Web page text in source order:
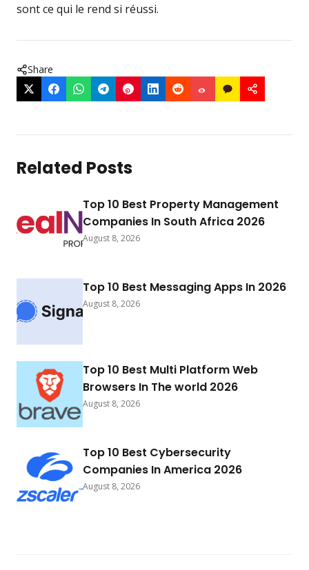
sont ce qui le rend si réussi.
Share
Related Posts
Top 10 Best Property Management
Companies In South Africa 2026
August 8, 2026
Top 10 Best Messaging Apps In 2026
August 8, 2026
Top 10 Best Multi Platform Web
Browsers In The world 2026
August 8, 2026
Top 10 Best Cybersecurity
Companies In America 2026
August 8, 2026